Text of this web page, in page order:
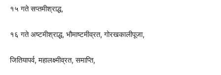
१५ गते सप्तमीश्राद्ध,
१६ गते अष्टमीश्राद्ध, भौमाष्टमीव्रत, गोरखकालीपूजा,
जितियापर्व, महालक्ष्मीव्रत, समाप्ति,